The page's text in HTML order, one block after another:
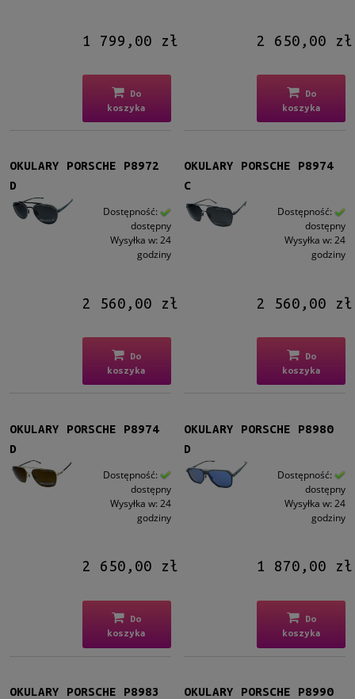
1 799,00 zł
Do
koszyka
2 650,00 zł
Do
koszyka
OKULARY PORSCHE P8972
D
Dostępność:
dostępny
Wysyłka w: 24
godziny
2 560,00 zł
Do
koszyka
OKULARY PORSCHE P8974
C
Dostępność:
dostępny
Wysyłka w: 24
godziny
2 560,00 zł
Do
koszyka
OKULARY PORSCHE P8974
D
Dostępność:
dostępny
Wysyłka w: 24
godziny
2 650,00 zł
Do
koszyka
OKULARY PORSCHE P8980
D
Dostępność:
dostępny
Wysyłka w: 24
godziny
1 870,00 zł
Do
koszyka
OKULARY PORSCHE P8983
OKULARY PORSCHE P8990